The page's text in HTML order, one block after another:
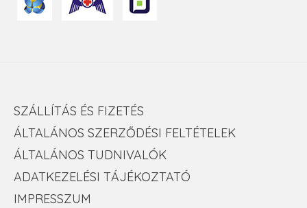
SZÁLLÍTÁS ÉS FIZETÉS
ÁLTALÁNOS SZERZŐDÉSI FELTÉTELEK
ÁLTALÁNOS TUDNIVALÓK
ADATKEZELÉSI TÁJÉKOZTATÓ
IMPRESSZUM